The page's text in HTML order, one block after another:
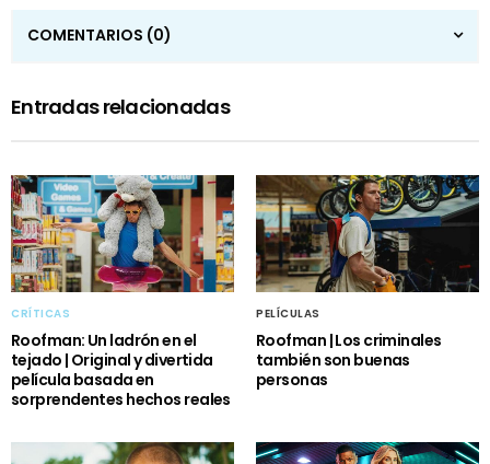
COMENTARIOS (0)
Entradas relacionadas
CRÍTICAS
Roofman: Un ladrón en el
tejado | Original y divertida
película basada en
sorprendentes hechos reales
PELÍCULAS
Roofman | Los criminales
también son buenas
personas